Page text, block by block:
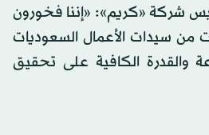
شركة «كريم»: «إننا فخورون
من سيدات الأعمال السعوديات
والقدرة الكافية على تحقيق